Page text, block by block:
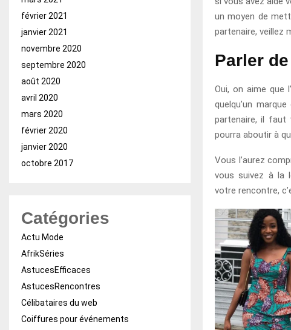
un moyen de
partenaire, veillez
Parler
Oui, on aime que
quelqu’un
partenaire, il faut
pourra aboutir à
Vous l’aurez
vous suivez à la
votre rencontre,
février 2021
janvier 2021
novembre 2020
septembre 2020
août 2020
avril 2020
mars 2020
février 2020
janvier 2020
octobre 2017
Catégories
Actu Mode
AfrikSéries
AstucesEfficaces
AstucesRencontres
Célibataires du web
Coiffures pour événements